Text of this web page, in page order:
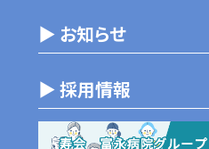
▶ お知らせ
▶ 採用情報